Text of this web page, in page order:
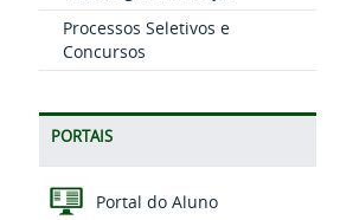
Processos Seletivos e
Concursos
PORTAIS
Portal do Aluno